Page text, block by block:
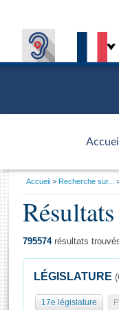
d'accueil
Général
Vous
Accueil Recherche sur...
795574résultats
LÉGISLATURE
17e législature